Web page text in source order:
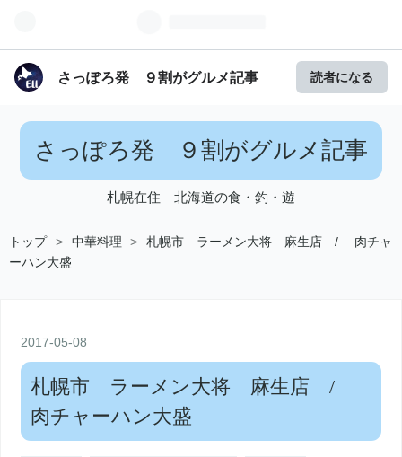
さっぽろ発 ９割がグルメ記事 読者になる
さっぽろ発 ９割がグルメ記事
札幌在住 北海道の食・釣・遊
トップ > 中華料理 >
札幌市 ラーメン大将 麻生店 / 肉チャ
ーハン大盛
2017-05-08
札幌市 ラーメン大将 麻生店 /
肉チャーハン大盛